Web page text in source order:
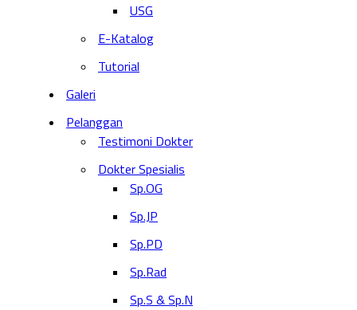
USG
E-Katalog
Tutorial
Galeri
Pelanggan
Testimoni Dokter
Dokter Spesialis
Sp.OG
Sp.JP
Sp.PD
Sp.Rad
Sp.S & Sp.N